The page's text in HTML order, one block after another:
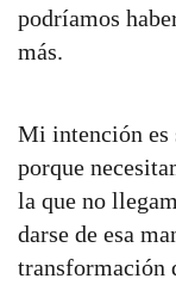
podríamos
más.
Mi intención es
porque
la que no
darse de esa
transformación